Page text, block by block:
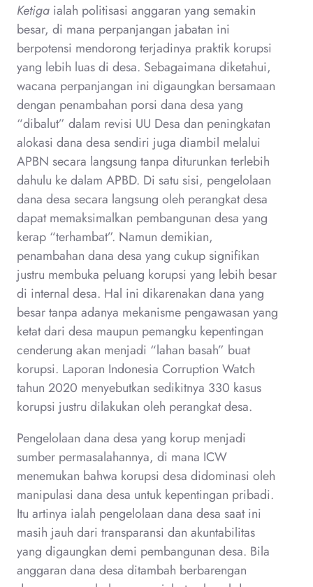
Ketiga ialah politisasi anggaran yang semakin
besar, di mana perpanjangan jabatan ini
berpotensi mendorong terjadinya praktik korupsi
yang lebih luas di desa. Sebagaimana diketahui,
wacana perpanjangan ini digaungkan bersamaan
dengan penambahan porsi dana desa yang
“dibalut” dalam revisi UU Desa dan peningkatan
alokasi dana desa sendiri juga diambil melalui
APBN secara langsung tanpa diturunkan terlebih
dahulu ke dalam APBD. Di satu sisi, pengelolaan
dana desa secara langsung oleh perangkat desa
dapat memaksimalkan pembangunan desa yang
kerap “terhambat”. Namun demikian,
penambahan dana desa yang cukup signifikan
justru membuka peluang korupsi yang lebih besar
di internal desa. Hal ini dikarenakan dana yang
besar tanpa adanya mekanisme pengawasan yang
ketat dari desa maupun pemangku kepentingan
cenderung akan menjadi “lahan basah” buat
korupsi. Laporan Indonesia Corruption Watch
tahun 2020 menyebutkan sedikitnya 330 kasus
korupsi justru dilakukan oleh perangkat desa.
Pengelolaan dana desa yang korup menjadi
sumber permasalahannya, di mana ICW
menemukan bahwa korupsi desa didominasi oleh
manipulasi dana desa untuk kepentingan pribadi.
Itu artinya ialah pengelolaan dana desa saat ini
masih jauh dari transparansi dan akuntabilitas
yang digaungkan demi pembangunan desa. Bila
anggaran dana desa ditambah berbarengan